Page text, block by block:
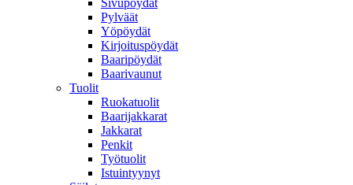
Sivupöydät
Pylväät
Yöpöydät
Kirjoituspöydät
Baaripöydät
Baarivaunut
Tuolit
Ruokatuolit
Baarijakkarat
Jakkarat
Penkit
Työtuolit
Istuintyynyt